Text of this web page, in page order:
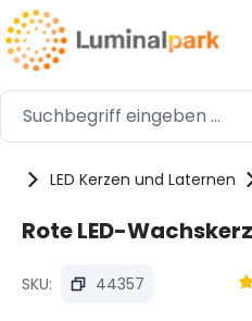
Zum Hauptinhalt springen
LED Kerzen und Laternen
Rote LED-
SKU: 44357